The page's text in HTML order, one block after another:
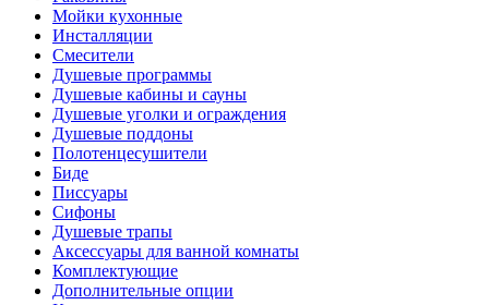
Мойки кухонные
Инсталляции
Смесители
Душевые программы
Душевые кабины и сауны
Душевые уголки и ограждения
Душевые поддоны
Полотенцесушители
Биде
Писсуары
Сифоны
Душевые трапы
Аксессуары для ванной комнаты
Комплектующие
Дополнительные опции